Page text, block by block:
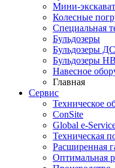
Мини-
Колесные
Специальная
Бульдозеры
Бульдозеры
Бульдозеры
Навесное
Главная
Сервис
Техническое
ConSite
Global e-
Техническая
Расширенная
Оптимальная